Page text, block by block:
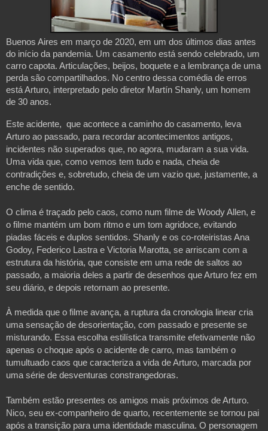
Buenos Aires em março de 2020, em um dos últimos dias antes
do início da pandemia. Um casamento está sendo celebrado, um
carro capota. Articulações, beijos, boquete e a lembrança de uma
perda são compartilhados. No centro dessa comédia de erros
está Arturo, interpretado pelo diretor Martín Shanly, um homem
de 30 anos.
Este acidente, que acontece a caminho do casamento, leva
Arturo ao passado, para recordar acontecimentos antigos,
incidentes não superados que, no agora, mudaram a sua vida.
Uma vida que, como vemos tem tudo e nada, cheia de
contradições e, sobretudo, cheia de um vazio que, justamente, a
enche de sentido.
O clima é traçado pelo caos, como num filme de Woody Allen, e
o filme mantém um bom ritmo e um tom agridoce, evitando
piadas fáceis e duplos sentidos. Shanly e os co-roteiristas Ana
Godoy, Federico Lastra e Victoria Marotta, se arriscam com a
estrutura da história, que consiste em uma rede de saltos ao
passado, a maioria deles a partir de desenhos que Arturo fez em
seu diário, e depois retornam ao presente.
À medida que o filme avança, a ruptura da cronologia linear cria
uma sensação de desorientação, com passado e presente se
misturando. Essa escolha estilística transmite efetivamente não
apenas o choque após o acidente de carro, mas também o
tumultuado caos que caracteriza a vida de Arturo, marcada por
uma série de desventuras constrangedoras.
Também estão presentes os amigos mais próximos de Arturo.
Nico, seu ex-companheiro de quarto, recentemente se tornou pai
após a transição para uma identidade masculina. O personagem